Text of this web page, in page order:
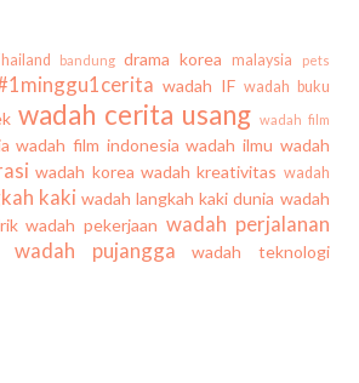
bandung drama korea malaysia pets
wadah IF wadah buku
wadah cerita usang wadah film
wadah film indonesia wadah ilmu wadah
wadah korea wadah kreativitas wadah
kaki wadah langkah kaki dunia wadah
wadah pekerjaan wadah perjalanan
wadah pujangga
wadah teknologi